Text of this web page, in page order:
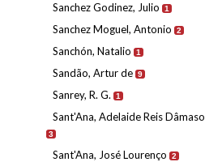
Sanchez Godinez, Julio 1
Sanchez Moguel, Antonio 2
Sanchón, Natalio 1
Sandão, Artur de 9
Sanrey, R. G. 1
Sant'Ana, Adelaide Reis Dâmaso
3
Sant'Ana, José Lourenço 2